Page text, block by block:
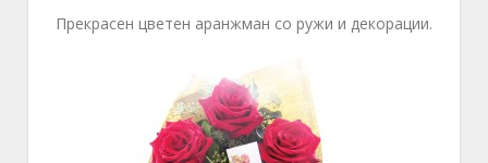
Прекрасен цветен аранжман со ружи и декорации.